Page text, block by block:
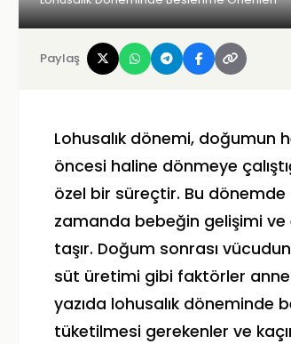
Paylaş
Lohusalık dönemi, doğumun
öncesi haline dönmeye
özel bir süreçtir. Bu dönemde
zamanda bebeğin gelişimi ve
taşır. Doğum sonrası
süt üretimi gibi faktörler
yazıda lohusalık döneminde
tüketilmesi gerekenler ve